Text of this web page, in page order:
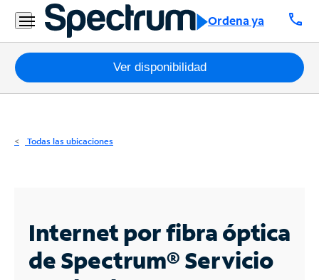
Ordena ya call
Residencial
Business
Paquetes
Internet
Business
Ver disponibilidad
Todas las ubicaciones
Internet por fibra óptica
de Spectrum®Servicio